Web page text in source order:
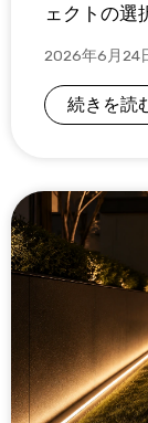
ェクトの選
2026年6月24
続きを読